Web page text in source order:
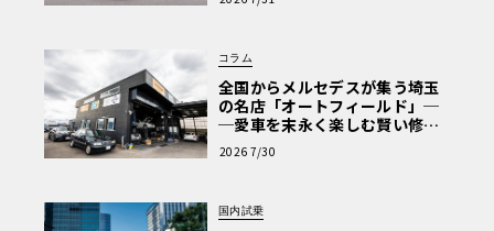
Why? Hyundai?】〈PR〉
コラム
全国からメルセデスが集う埼玉
の名店「オートフィールド」─
─愛車を末永く楽しむ賢い修理
術と、プロがフックス製オイル
を選ぶ理由〈PR〉
2026 7/30
国内試乗